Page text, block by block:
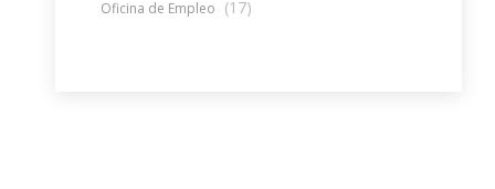
Oficina de Empleo (17)